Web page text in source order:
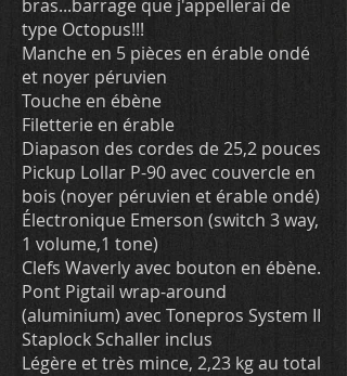
bras...barrage que j'appellerai de
type Octopus!!!
Manche en 5 pièces en érable ondé
et noyer péruvien
Touche en ébène
Filetterie en érable
Diapason des cordes de 25,2 pouces
Pickup Lollar P-90 avec couvercle en
bois (noyer péruvien et érable ondé)
Électronique Emerson (switch 3 way,
1 volume,1 tone)
Clefs Waverly avec bouton en ébène.
Pont Pigtail wrap-around
(aluminium) avec Tonepros System II
Staplock Schaller inclus
Légère et très mince, 2,23 kg au total